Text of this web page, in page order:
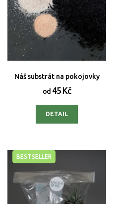
Náš substrát na pokojovky
od 45 Kč
DETAIL
BESTSELLER